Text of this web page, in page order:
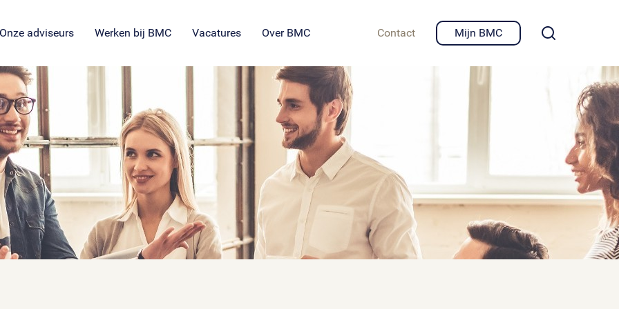
Onze adviseurs Werken bij BMC Vacatures Over BMC
Contact
Mijn BMC